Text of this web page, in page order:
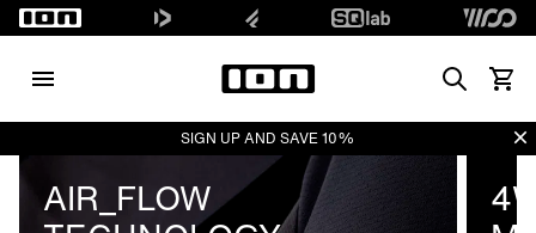
Search
SIGN UP AND SAVE 10%
AIR_FLOW